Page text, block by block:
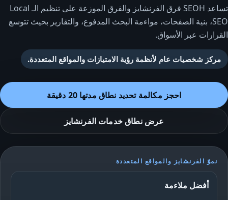
تساعد SEOH فرق الفرنشايز والفرق الموزعة على تنظيم الـ Local
SEO، بنية الصفحات، مواءمة البحث المدفوع، والتقارير بحيث تتوسع
القرارات عبر الأسواق.
مركز شخصيات عام لأنظمة رؤية الامتيازات والمواقع المتعددة.
احجز مكالمة تحديد نطاق مدتها 20 دقيقة
عرض نطاق خدمات الفرنشايز
نموّ الفرنشايز والمواقع المتعددة
أفضل ملاءمة